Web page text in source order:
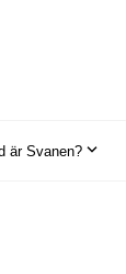
är Svanen?